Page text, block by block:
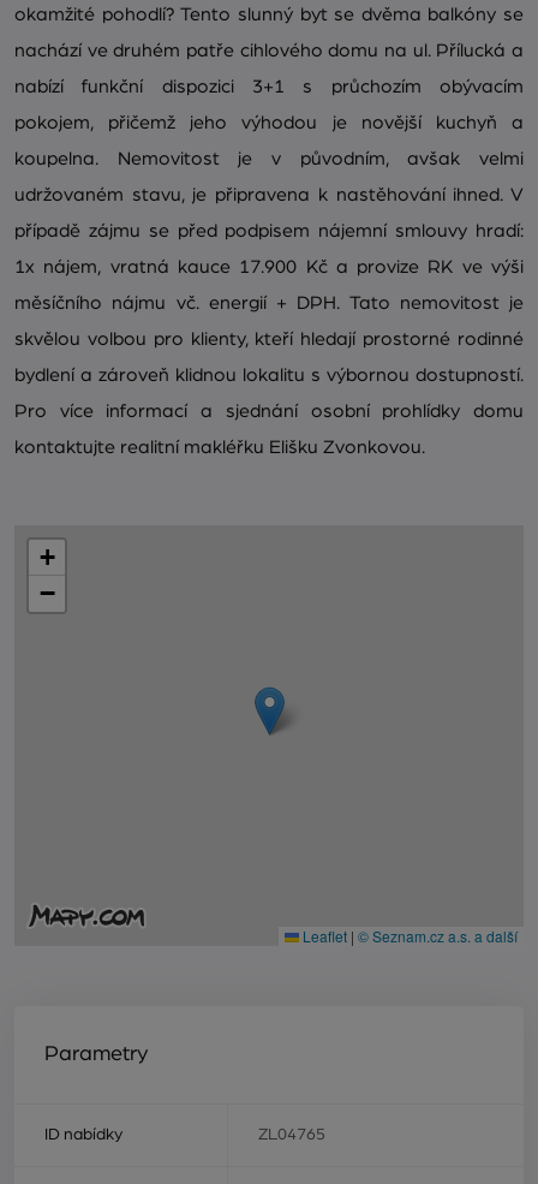
okamžité pohodlí? Tento slunný byt se dvěma balkóny se
nachází ve druhém patře cihlového domu na ul. Přílucká a
nabízí funkční dispozici 3+1 s průchozím obývacím
pokojem, přičemž jeho výhodou je novější kuchyň a
koupelna. Nemovitost je v původním, avšak velmi
udržovaném stavu, je připravena k nastěhování ihned. V
případě zájmu se před podpisem nájemní smlouvy hradí:
1x nájem, vratná kauce 17.900 Kč a provize RK ve výši
měsíčního nájmu vč. energií + DPH. Tato nemovitost je
skvělou volbou pro klienty, kteří hledají prostorné rodinné
bydlení a zároveň klidnou lokalitu s výbornou dostupností.
Pro více informací a sjednání osobní prohlídky domu
kontaktujte realitní makléřku Elišku Zvonkovou.
+
−
Leaflet | © Seznam.cz a.s. a další
Parametry
ID nabídky ZL04765